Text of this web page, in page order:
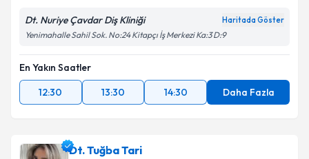
Dt. Nuriye Çavdar Diş Kliniği Haritada Göster
Yenimahalle Sahil Sok. No:24 Kitapçı İş Merkezi Ka:3 D:9
En Yakın Saatler
12:30
13:30 14:30 Daha Fazla
Dt. Tuğba Tari